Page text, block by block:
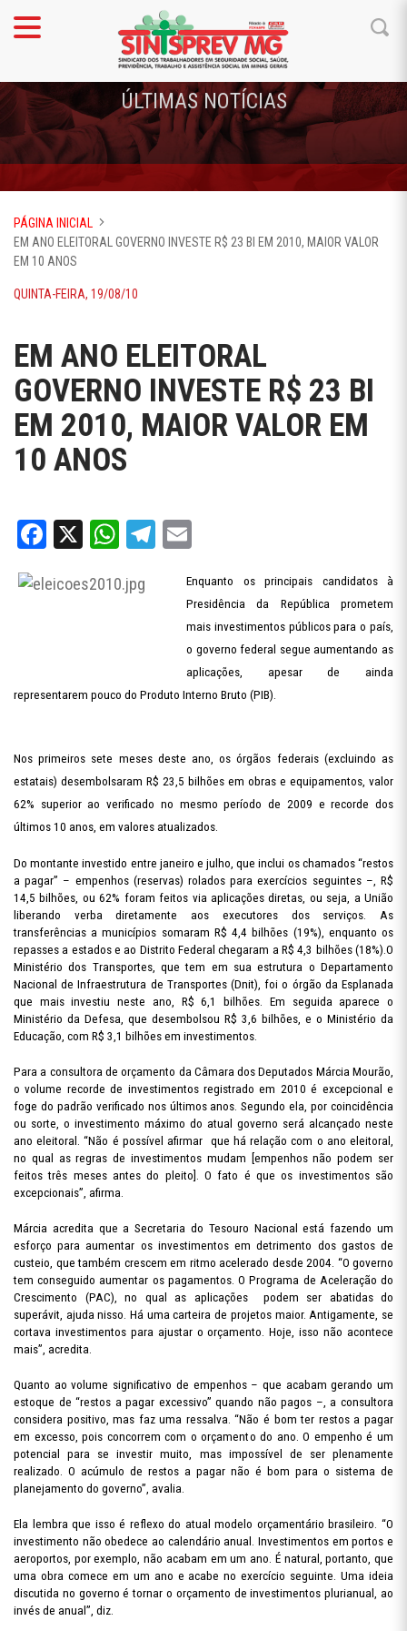
ÚLTIMAS NOTÍCIAS
PÁGINA INICIAL
EM ANO ELEITORAL GOVERNO INVESTE R$ 23 BI EM 2010, MAIOR VALOR
EM 10 ANOS
QUINTA-FEIRA, 19/08/10
EM ANO ELEITORAL
GOVERNO INVESTE R$ 23 BI
EM 2010, MAIOR VALOR EM
10 ANOS
Facebook
X WhatsApp
Telegram
Enquanto os principais candidatos à
Presidência da República prometem
mais investimentos públicos para o país,
o governo federal segue aumentando as
aplicações, apesar de ainda
representarem pouco do Produto Interno Bruto (PIB).
Nos primeiros sete meses deste ano, os órgãos federais (excluindo as
estatais) desembolsaram R$ 23,5 bilhões em obras e equipamentos, valor
62% superior ao verificado no mesmo período de 2009 e recorde dos
últimos 10 anos, em valores atualizados.
Do montante investido entre janeiro e julho, que inclui os chamados “restos
a pagar” – empenhos (reservas) rolados para exercícios seguintes –, R$
14,5 bilhões, ou 62% foram feitos via aplicações diretas, ou seja, a União
liberando verba diretamente aos executores dos serviços. As
transferências a municípios somaram R$ 4,4 bilhões (19%), enquanto os
repasses a estados e ao Distrito Federal chegaram a R$ 4,3 bilhões (18%).O
Ministério dos Transportes, que tem em sua estrutura o Departamento
Nacional de Infraestrutura de Transportes (Dnit), foi o órgão da Esplanada
que mais investiu neste ano, R$ 6,1 bilhões. Em seguida aparece o
Ministério da Defesa, que desembolsou R$ 3,6 bilhões, e o Ministério da
Educação, com R$ 3,1 bilhões em investimentos.
Para a consultora de orçamento da Câmara dos Deputados Márcia Mourão,
o volume recorde de investimentos registrado em 2010 é excepcional e
foge do padrão verificado nos últimos anos. Segundo ela, por coincidência
ou sorte, o investimento máximo do atual governo será alcançado neste
ano eleitoral. “Não é possível afirmar que há relação com o ano eleitoral,
no qual as regras de investimentos mudam [empenhos não podem ser
feitos três meses antes do pleito]. O fato é que os investimentos são
excepcionais”, afirma.
Márcia acredita que a Secretaria do Tesouro Nacional está fazendo um
esforço para aumentar os investimentos em detrimento dos gastos de
custeio, que também crescem em ritmo acelerado desde 2004. “O governo
tem conseguido aumentar os pagamentos. O Programa de Aceleração do
Crescimento (PAC), no qual as aplicações podem ser abatidas do
superávit, ajuda nisso. Há uma carteira de projetos maior. Antigamente, se
cortava investimentos para ajustar o orçamento. Hoje, isso não acontece
mais”, acredita.
Quanto ao volume significativo de empenhos – que acabam gerando um
estoque de “restos a pagar excessivo” quando não pagos –, a consultora
considera positivo, mas faz uma ressalva. “Não é bom ter restos a pagar
em excesso, pois concorrem com o orçamento do ano. O empenho é um
potencial para se investir muito, mas impossível de ser plenamente
realizado. O acúmulo de restos a pagar não é bom para o sistema de
planejamento do governo”, avalia.
Ela lembra que isso é reflexo do atual modelo orçamentário brasileiro. “O
investimento não obedece ao calendário anual. Investimentos em portos e
aeroportos, por exemplo, não acabam em um ano. É natural,portanto, que
uma obra comece em um ano e acabe no exercício seguinte. Uma ideia
discutida no governo é tornar o orçamento de investimentos plurianual, ao
invés de anual”, diz.